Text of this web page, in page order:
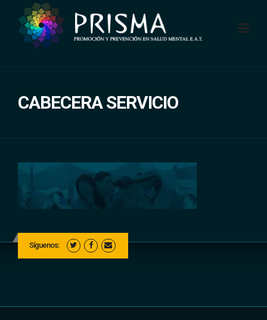
content
CABECERA SERVICIO
Síguenos: